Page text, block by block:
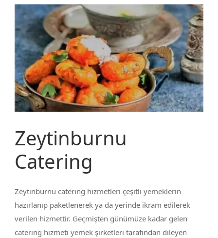
Zeytinburnu
Catering
Zeytinburnu catering hizmetleri çeşitli yemeklerin
hazırlanıp paketlenerek ya da yerinde ikram edilerek
verilen hizmettir. Geçmişten günümüze kadar gelen
catering hizmeti yemek şirketleri tarafından dileyen